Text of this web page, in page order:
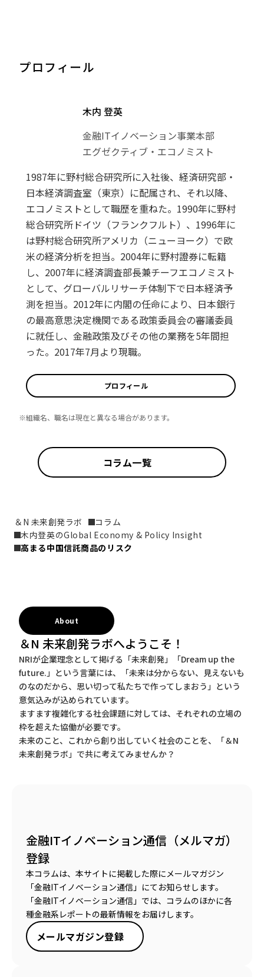
プロフィール
木内 登英
金融ITイノベーション事業本部
エグゼクティブ・エコノミスト
1987年に野村総合研究所に入社後、経済研究部・
日本経済調査室（東京）に配属され、それ以降、
エコノミストとして職歴を重ねた。1990年に野村
総合研究所ドイツ（フランクフルト）、1996年に
は野村総合研究所アメリカ（ニューヨーク）で欧
米の経済分析を担当。2004年に野村證券に転籍
し、2007年に経済調査部長兼チーフエコノミスト
として、グローバルリサーチ体制下で日本経済予
測を担当。2012年に内閣の任命により、日本銀行
の最高意思決定機関である政策委員会の審議委員
に就任し、金融政策及びその他の業務を5年間担
った。2017年7月より現職。
プロフィール
※組織名、職名は現在と異なる場合があります。
コラム一覧
＆N 未来創発ラボ
コラム
木内登英のGlobal Economy & Policy Insight
高まる中国信託商品のリスク
About
＆N 未来創発ラボへようこそ！
NRIが企業理念として掲げる「未来創発」「Dream up the
future.」という言葉には、「未来は分からない、見えないも
のなのだから、思い切って私たちで作ってしまおう」という
意気込みが込められています。
ますます複雑化する社会課題に対しては、それぞれの立場の
枠を超えた協働が必要です。
未来のこと、これから創り出していく社会のことを、「＆N
未来創発ラボ」で共に考えてみませんか？
金融ITイノベーション通信（メルマガ）
登録
本コラムは、本サイトに掲載した際にメールマガジン
「金融ITイノベーション通信」にてお知らせします。
「金融ITイノベーション通信」では、コラムのほかに各
種金融系レポートの最新情報をお届けします。
メールマガジン登録